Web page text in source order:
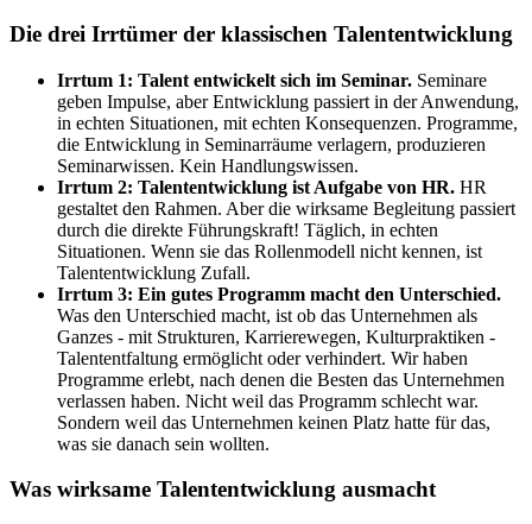
Die drei Irrtümer der klassischen Talententwicklung
Irrtum 1: Talent entwickelt sich im Seminar. Seminare
geben Impulse, aber Entwicklung passiert in der Anwendung,
in echten Situationen, mit echten Konsequenzen. Programme,
die Entwicklung in Seminarräume verlagern, produzieren
Seminarwissen. Kein Handlungswissen.
Irrtum 2: Talententwicklung ist Aufgabe von HR. HR
gestaltet den Rahmen. Aber die wirksame Begleitung passiert
durch die direkte Führungskraft! Täglich, in echten
Situationen. Wenn sie das Rollenmodell nicht kennen, ist
Talententwicklung Zufall.
Irrtum 3: Ein gutes Programm macht den Unterschied.
Was den Unterschied macht, ist ob das Unternehmen als
Ganzes - mit Strukturen, Karrierewegen, Kulturpraktiken -
Talententfaltung ermöglicht oder verhindert. Wir haben
Programme erlebt, nach denen die Besten das Unternehmen
verlassen haben. Nicht weil das Programm schlecht war.
Sondern weil das Unternehmen keinen Platz hatte für das,
was sie danach sein wollten.
Was wirksame Talententwicklung ausmacht